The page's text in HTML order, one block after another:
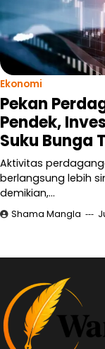
Ekonomi
Pekan
Pendek,
Suku Bunga
Aktivitas
berlangsung lebih
demikian,…
Shama Mangla